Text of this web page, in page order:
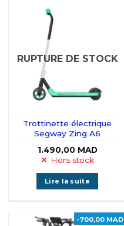
RUPTURE DE STOCK
Trottinette électrique
Segway Zing A6
1.490,00 MAD
Hors stock
Lire la suite
-700,00 MAD